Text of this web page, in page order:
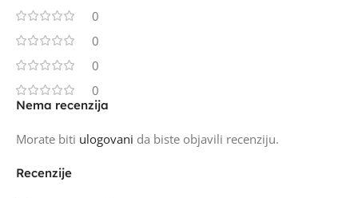
0
0
0
0
Recenzije
Nema recenzija
Morate biti ulogovani da biste objavili recenziju.